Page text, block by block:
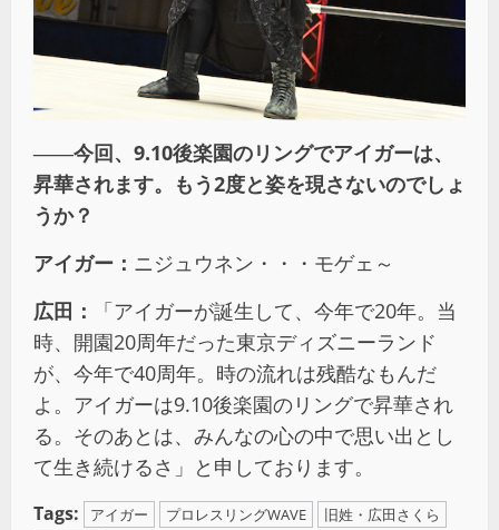
――今回、9.10後楽園のリングでアイガーは、
昇華されます。もう2度と姿を現さないのでしょ
うか？
アイガー： ニジュウネン・・・モゲェ～
広田：
「アイガーが誕生して、今年で20年。当
時、開園20周年だった東京ディズニーランド
が、今年で40周年。時の流れは残酷なもんだ
よ。アイガーは9.10後楽園のリングで昇華され
る。そのあとは、みんなの心の中で思い出とし
て生き続けるさ」と申しております。
Tags: アイガー プロレスリングWAVE
旧姓・広田さくら